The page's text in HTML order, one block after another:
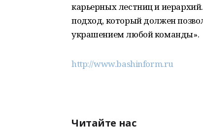
карьерных лестниц и
подход, который должен
украшением любой команды».
http://www.bashinform.ru
Читайте нас